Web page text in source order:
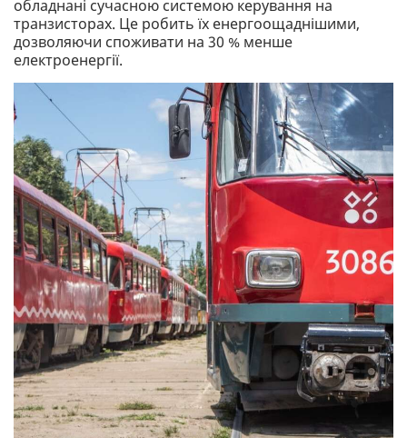
обладнані сучасною системою керування на
транзисторах. Це робить їх енергоощаднішими,
дозволяючи споживати на 30 % менше
електроенергії.